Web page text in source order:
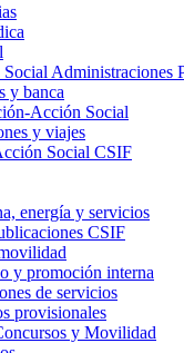
Administraciones
y banca
Acción Social
y viajes
Social CSIF
energía y servicios
CSIF
y promoción interna
de servicios
provisionales
y Movilidad